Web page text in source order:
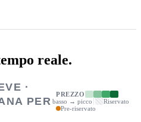
reale.
·
PER
PREZZO
basso → picco
Riservato
Pre-riservato